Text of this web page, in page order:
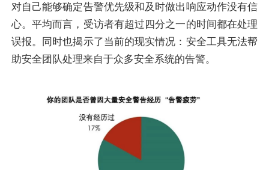
对自己能够确定告警优先级和及时做出响应动作没有信
心。平均而言，受访者有超过四分之一的时间都在处理
误报。同时也揭示了当前的现实情况：安全工具无法帮
助安全团队处理来自于众多安全系统的告警。